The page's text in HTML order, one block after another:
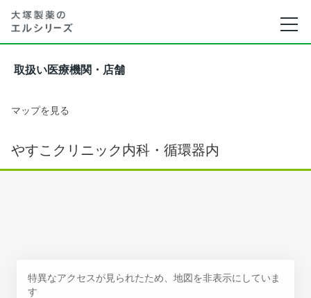
取扱い医療機関・店舗
マップを見る
やすこクリニック内科・循環器内
特異なアクセスが見られたため、地図を非表示にしていま
す